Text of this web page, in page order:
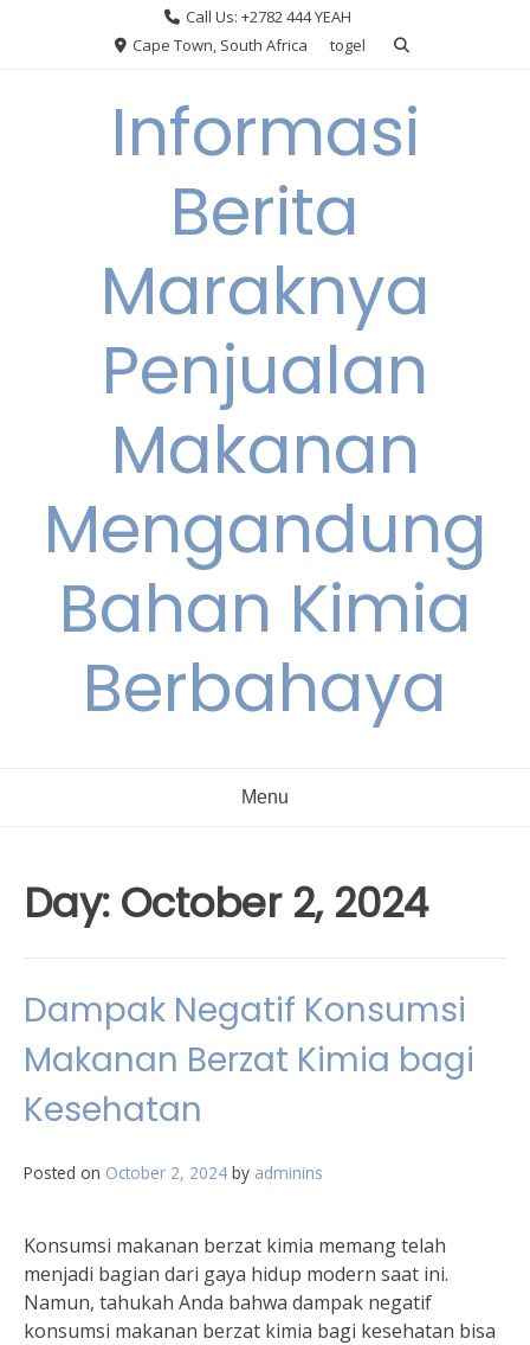
Call Us: +2782 444 YEAH
Cape Town, South Africa
togel
Informasi
Berita
Maraknya
Penjualan
Makanan
Mengandung
Bahan Kimia
Berbahaya
Menu
Day: October 2, 2024
Dampak Negatif Konsumsi
Makanan Berzat Kimia bagi
Kesehatan
Posted on October 2, 2024 by adminins
Konsumsi makanan berzat kimia memang telah
menjadi bagian dari gaya hidup modern saat ini.
Namun, tahukah Anda bahwa dampak negatif
konsumsi makanan berzat kimia bagi kesehatan bisa